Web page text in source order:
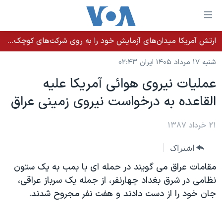
لینکهای
قابل
دسترسی
جهش
محتوای
اصلی
اصلی
جهش
به
جستجو
خانه
نسخه سبک وب‌سایت
موضوع ها
ایران
آمریکا
گزیده‌ها
ویژه برنامه‌ها
برنامه های تلویزیونی
جدول برنامه ها
صفحه‌های ویژه
عملیات خشم حماسی
۲۵۰سالگی آمریکا
فرکانس‌های صدای آمریکا
پخش رادیویی
ارتش آمریکا میدان‌های آزمایش خود را به روی شرکت‌های کوچک می‌گشاید تا تسلیحات سریع‌تر به میدان نبرد برسد
شنبه ۱۷ مرداد ۱۴۰۵ ایران ۰۲:۴۳
عمليات نيروی هوائی آمريکا عليه
القاعده به درخواست نيروی زمينی عراق
۲۱ خرداد ۱۳۸۷
اشتراک
مقامات عراق می گویند در حمله ای با بمب به یک ستون
نظامی در شرق بغداد چهارنفر، از جمله یک سرباز عراقی،
جان خود را از دست دادند و هفت نفر مجروح شدند.